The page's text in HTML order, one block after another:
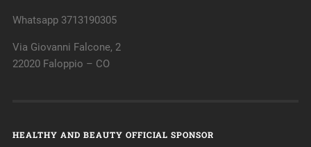
Whatsapp 3713190305
Via Giovanni Falcone, 2
22020 Faloppio – CO
HEALTHY AND BEAUTY OFFICIAL SPONSOR